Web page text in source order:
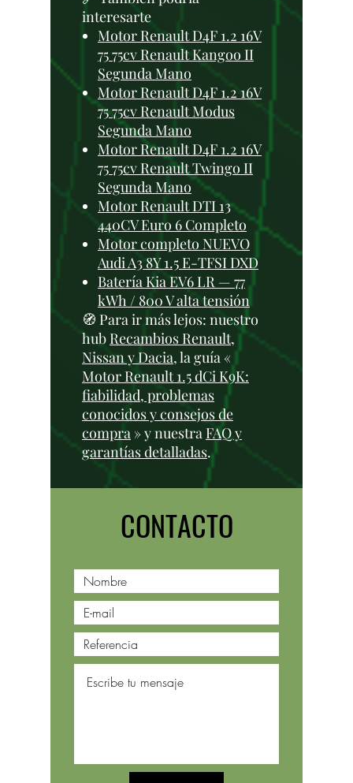
interesarte
Motor Renault D4F 1.2 16V
75 75cv Renault Kangoo II
Segunda Mano
Motor Renault D4F 1.2 16V
75 75cv Renault Modus
Segunda Mano
Motor Renault D4F 1.2 16V
75 75cv Renault Twingo II
Segunda Mano
Motor Renault DTI 13
440CV Euro 6 Completo
Motor completo NUEVO
Audi A3 8Y 1.5 E-TFSI DXD
Batería Kia EV6 LR — 77
kWh / 800 V alta tensión
🧭 Para ir más lejos: nuestro
hub Recambios Renault,
Nissan y Dacia, la guía «
Motor Renault 1.5 dCi K9K:
fiabilidad, problemas
conocidos y consejos de
compra » y nuestra FAQ y
garantías detalladas.
CONTACTO